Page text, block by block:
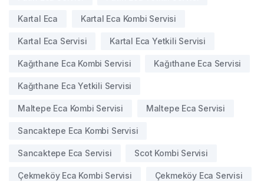
Kartal Eca Kartal Eca Kombi Servisi
Kartal Eca Servisi Kartal Eca Yetkili Servisi
Kağıthane Eca Kombi Servisi Kağıthane Eca Servisi
Kağıthane Eca Yetkili Servisi
Maltepe Eca Kombi Servisi Maltepe Eca Servisi
Sancaktepe Eca Kombi Servisi
Sancaktepe Eca Servisi Scot Kombi Servisi
Çekmeköy Eca Kombi Servisi Çekmeköy Eca Servisi